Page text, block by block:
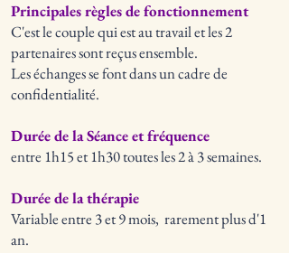
Principales règles de fonctionnement
C'est le couple qui est au travail et les 2
partenaires sont reçus ensemble.
Les échanges se font dans un cadre de
confidentialité.
Durée de la Séance et fréquence
entre 1h15 et 1h30 toutes les 2 à 3 semaines.
Durée de la thérapie
Variable entre 3 et 9 mois, rarement plus d'1
an.